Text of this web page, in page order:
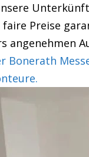
Preise
angenehmen
Bonerath